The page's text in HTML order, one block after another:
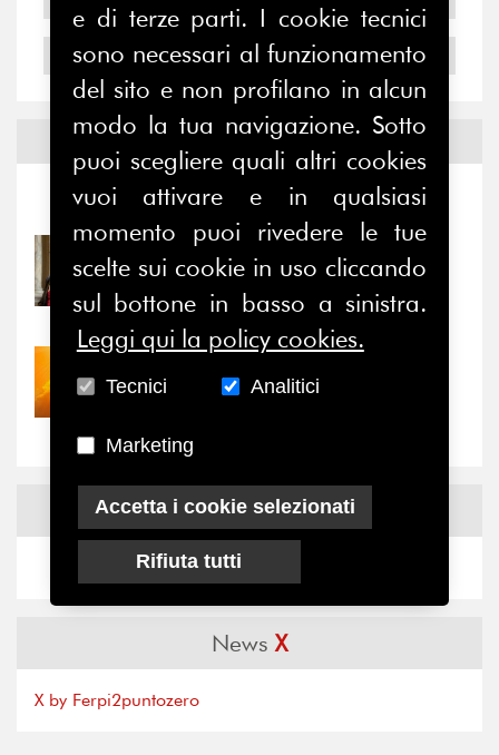
2004
Notizie edEventi
Notizie - Eventi
31/07/2026
Prima della pausa estiva,
il valore di...
Nove anni dopo la
NewsFacebook
News X
X by Ferpi2puntozero
e di terze parti. I cookie tecnici
sono necessari al funzionamento
del sito e non profilano in alcun
modo la tua navigazione. Sotto
puoi scegliere quali altri cookies
vuoi attivare e in qualsiasi
momento puoi rivedere le tue
scelte sui cookie in uso cliccando
sul bottone in basso a sinistra.
Leggi qui la policy cookies.
Tecnici Analitici
Marketing
Accetta i cookie selezionati
Rifiuta tutti